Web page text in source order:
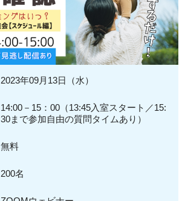
2023年09月13日（水）
14:00－15：00（13:45入室スタート／15:
30まで参加自由の質問タイムあり）
無料
200名